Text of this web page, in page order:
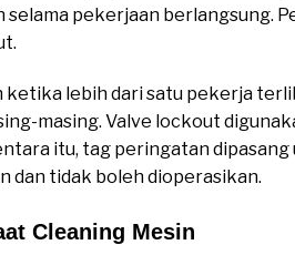
pekerjaan berlangsung.
ketika lebih dari satu pekerja
masing. Valve lockout
itu, tag peringatan
dan tidak boleh dioperasikan.
Cleaning Mesin